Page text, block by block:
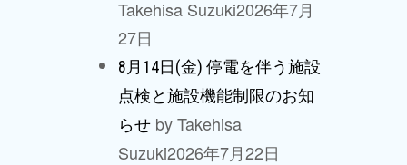
Takehisa Suzuki2026年7月
27日
8月14日(金) 停電を伴う施設
点検と施設機能制限のお知
らせ by Takehisa
Suzuki2026年7月22日